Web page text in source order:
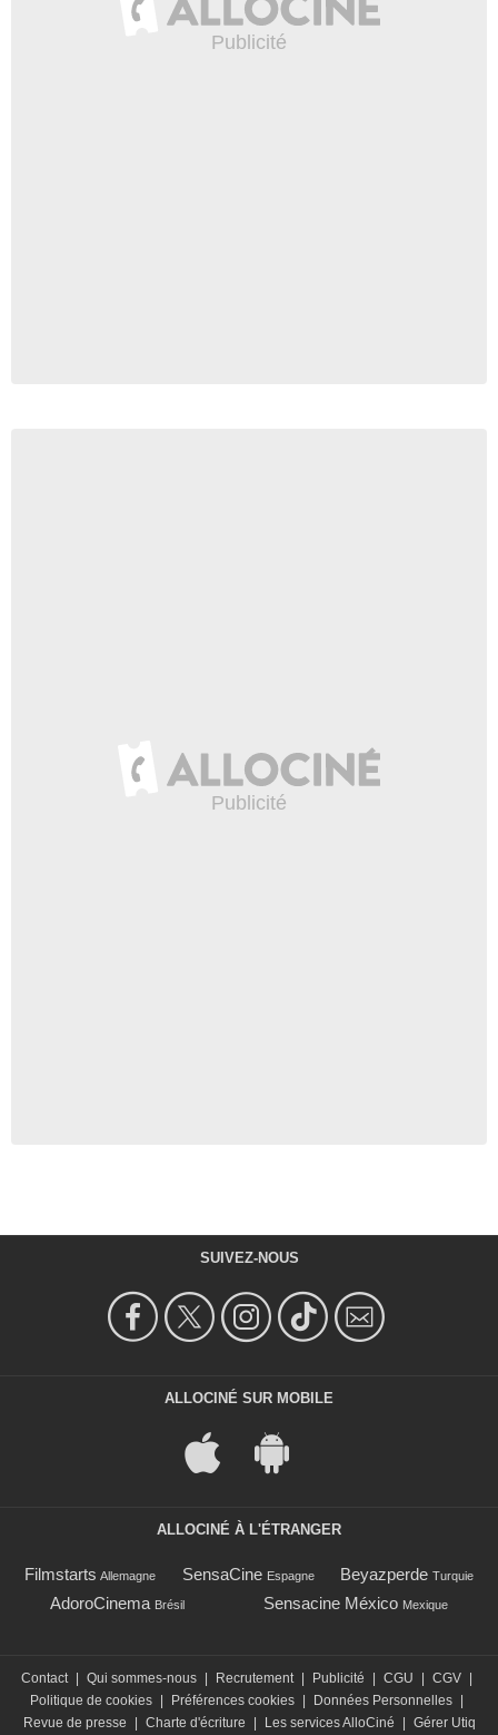
SUIVEZ-NOUS
ALLOCINÉ SUR MOBILE
ALLOCINÉ À L'ÉTRANGER
Filmstarts Allemagne SensaCine Espagne Beyazperde Turquie
AdoroCinema Brésil Sensacine México Mexique
Contact Qui sommes-nous Recrutement Publicité CGU CGV
Politique de cookies
Préférences cookies Données Personnelles
Revue de presse
Charte d'écriture Les services AlloCiné Gérer Utiq